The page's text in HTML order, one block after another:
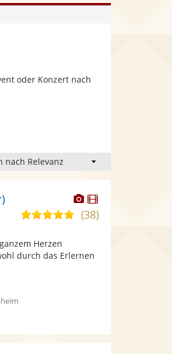
oder Konzert nach
Dieser
Künstler
stellt
Dieser
Künstler
4,9
Sternen
(38)
Herzen
durch das Erlernen